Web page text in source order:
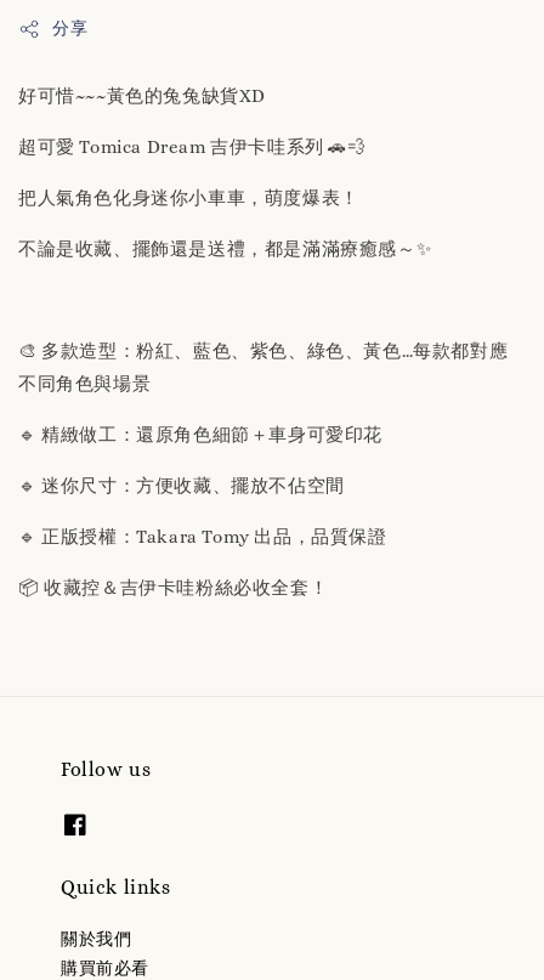
分享
好可惜~~~黃色的兔兔缺貨XD
超可愛 Tomica Dream 吉伊卡哇系列 🚗💨
把人氣角色化身迷你小車車，萌度爆表！
不論是收藏、擺飾還是送禮，都是滿滿療癒感～✨
🎨 多款造型：粉紅、藍色、紫色、綠色、黃色…每款都對應
不同角色與場景
🔹 精緻做工：還原角色細節＋車身可愛印花
🔹 迷你尺寸：方便收藏、擺放不佔空間
🔹 正版授權：Takara Tomy 出品，品質保證
📦 收藏控＆吉伊卡哇粉絲必收全套！
Follow us
Quick links
關於我們
購買前必看